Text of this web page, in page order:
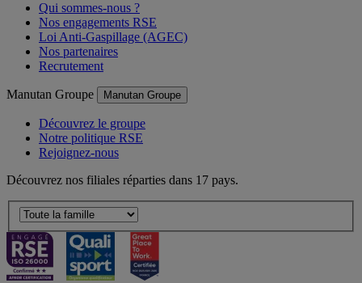
Qui sommes-nous ?
Nos engagements RSE
Loi Anti-Gaspillage (AGEC)
Nos partenaires
Recrutement
Manutan Groupe Manutan Groupe
Découvrez le groupe
Notre politique RSE
Rejoignez-nous
Découvrez nos filiales réparties dans 17 pays.